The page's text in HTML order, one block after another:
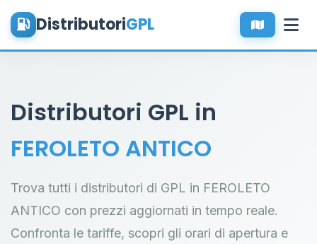
DistributoriGPL
Distributori GPL in
FEROLETO ANTICO
Trova tutti i distributori di GPL in FEROLETO
ANTICO con prezzi aggiornati in tempo reale.
Confronta le tariffe, scopri gli orari di apertura e